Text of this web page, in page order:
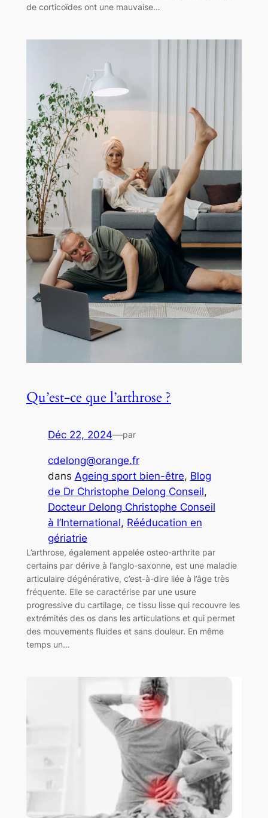
de corticoïdes ont une mauvaise…
Qu’est-ce que l’arthrose ?
Déc 22, 2024—par
cdelong@orange.fr
dans Ageing sport bien-être, Blog
de Dr Christophe Delong Conseil
Docteur Delong Christophe Conseil
à l’International, Rééducation en
gériatrie
L’arthrose, également appelée osteo-arthrite par
certains par dérive à l’anglo-saxonne, est une maladie
articulaire dégénérative, c’est-à-dire liée à l’âge très
fréquente. Elle se caractérise par une usure
progressive du cartilage, ce tissu lisse qui recouvre les
extrémités des os dans les articulations et qui permet
des mouvements fluides et sans douleur. En même
temps un…